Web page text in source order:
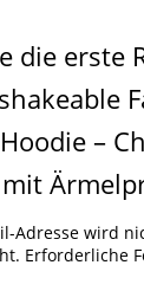
die erste
–
Adresse wird
Erforderliche